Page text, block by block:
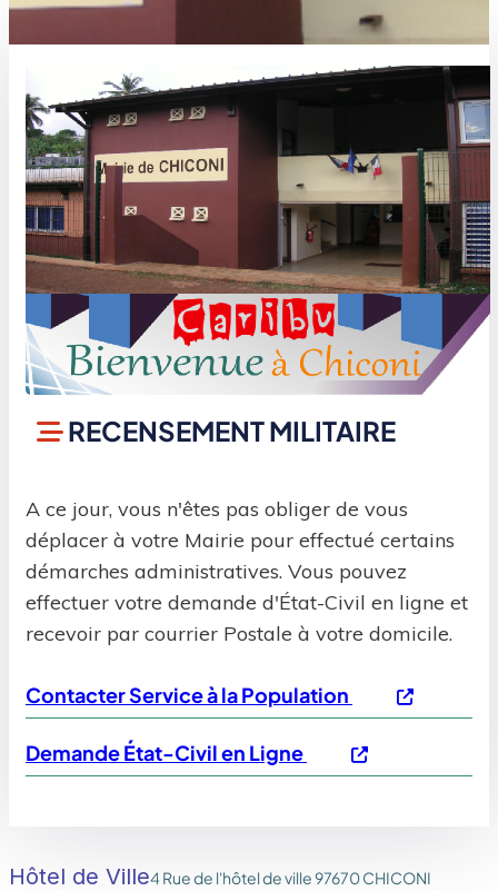
RECENSEMENT MILITAIRE
A ce jour, vous n'êtes pas obliger de vous
déplacer à votre Mairie pour effectué certains
démarches administratives. Vous pouvez
effectuer votre demande d'État-Civil en ligne et
recevoir par courrier Postale à votre domicile.
Contacter Service à la Population
Demande État-Civil en Ligne
Hôtel de Ville4 Rue de l'hôtel de ville 97670 CHICONI